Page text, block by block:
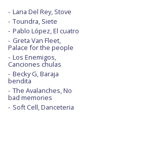
Lana Del Rey, Stove
Toundra, Siete
Pablo López, El cuatro
Greta Van Fleet,
Palace for the people
Los Enemigos,
Canciones chulas
Becky G, Baraja
bendita
The Avalanches, No
bad memories
Soft Cell, Danceteria